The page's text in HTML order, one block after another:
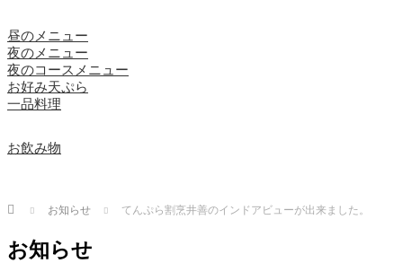
昼のメニュー
夜のメニュー
夜のコースメニュー
お好み天ぷら
一品料理
お飲み物
Home お知らせ てんぷら割烹井善のインドアビューが出来ました。
お知らせ